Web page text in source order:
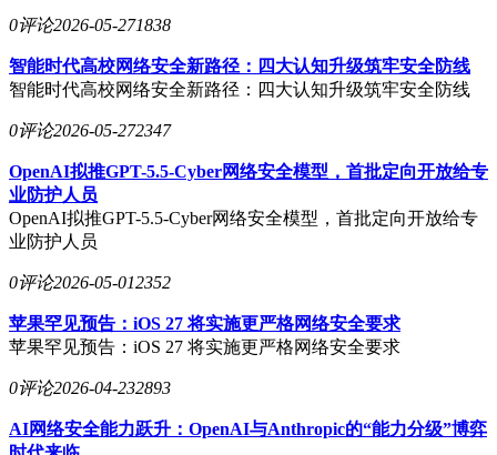
0评论2026-05-271838
智能时代高校网络安全新路径：四大认知升级筑牢安全防线
智能时代高校网络安全新路径：四大认知升级筑牢安全防线
0评论2026-05-272347
OpenAI拟推GPT-5.5-Cyber网络安全模型，首批定向开放给专
业防护人员
OpenAI拟推GPT-5.5-Cyber网络安全模型，首批定向开放给专
业防护人员
0评论2026-05-012352
苹果罕见预告：iOS 27 将实施更严格网络安全要求
苹果罕见预告：iOS 27 将实施更严格网络安全要求
0评论2026-04-232893
AI网络安全能力跃升：OpenAI与Anthropic的“能力分级”博弈